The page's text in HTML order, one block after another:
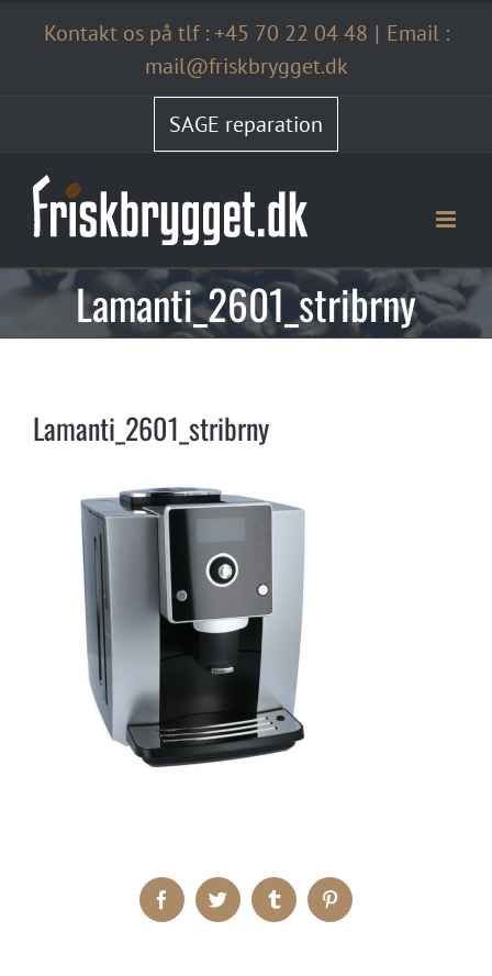
Kontakt os på tlf :+45 70 22 04 48 | Email :
mail@friskbrygget.dk
SAGE reparation
Lamanti_2601_stribrny
Lamanti_2601_stribrny
FacebookTwitter TumblrPinterest